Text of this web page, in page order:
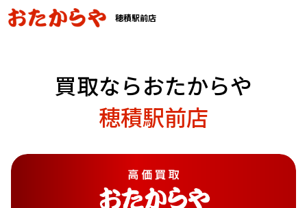
穂積駅前店
買取ならおたからや
穂積駅前店